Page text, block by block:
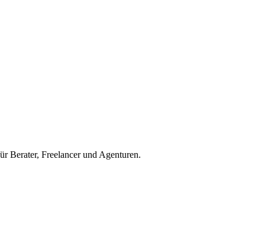
Berater, Freelancer und Agenturen.